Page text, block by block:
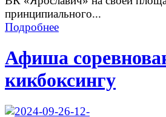
принципиального...
Подробнее
Афиша
кикбоксингу